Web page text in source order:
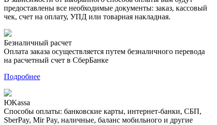
предоставлены все необходимые документы: заказ, кассовый
чек, счет на оплату, УПД или товарная накладная.
Безналичный расчет
Оплата заказа осуществляется путем безналичного перевода
на расчетный счет в СберБанке
Подробнее
ЮKassa
Способы оплаты: банковские карты, интернет-банки, СБП,
SberPay, Mir Pay, наличные, баланс мобильного и другие